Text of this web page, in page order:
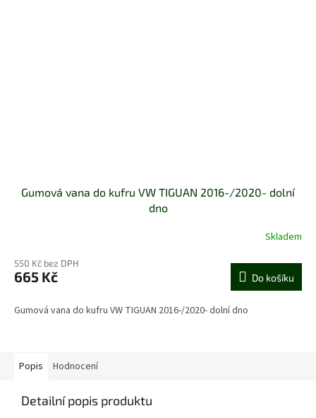
Gumová vana do kufru VW TIGUAN 2016-/2020- dolní
dno
Skladem
550 Kč bez DPH
665 Kč Do košíku
Gumová vana do kufru VW TIGUAN 2016-/2020- dolní dno
Popis Hodnocení
Detailní popis produktu